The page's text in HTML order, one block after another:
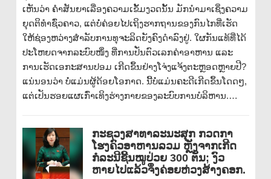
ເຫັນວ່າ ຄຳສັນຍາເລື່ອງຄວາມເຂັ້ມງວດນັ້ນ ມັກນຳມາເຊິ່ງຄວາມ
ຍຸດຕິທຳຊົ່ວຄາວ, ແຕ່ບໍ່ຄ່ອຍໄປເຖິງຮາກຖານຂອງກົນໄກທີ່ເຮັດ
ໃຫ້ຊ່ອງຫວ່າງສຳລັບການທຸຈະລິດຍັງຄົງດຳລົງຢູ່. ໃຜກັນແທ້ທີ່ໄດ້
ປະໂຫຍດຈາກລະບົບໜຶ່ງ ທີ່ການປັ່ນຕົວເລກຄ່າອາຫານ ແລະ
ການເຮັດເອກະສານປອມ ເກີດຂຶ້ນຢ່າງໂຈ່ງແຈ້ງຕະຫຼອດຫຼາຍປີ?
ແນ່ນອນວ່າ ບໍ່ແມ່ນຜູ້ດ້ອຍໂອກາດ. ນີ້ບໍ່ແມ່ນຄະດີເກີດຂຶ້ນໂດດໆ,
ແຕ່ເປັນຮອຍແຜເກົ່າເທິງຮ່າງກາຍຂອງລະບົບການບໍລິຫານ.…
ກະຊວງສາທາລະນະສຸກ ກວດກາ
ໂຮງຄົວອາຫານລວມ ຫຼັງຈາກເກີດ
ກໍລະນີຊີ້ນໝູປ່ວຍ 300 ຕັນ; ງົວ
ຫາຍໄປແລ້ວຈຶ່ງຄ່ອຍຫ່ວງສ້າງຄອກ.